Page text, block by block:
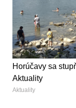
Horúčavy sa
Aktuality
Aktuality